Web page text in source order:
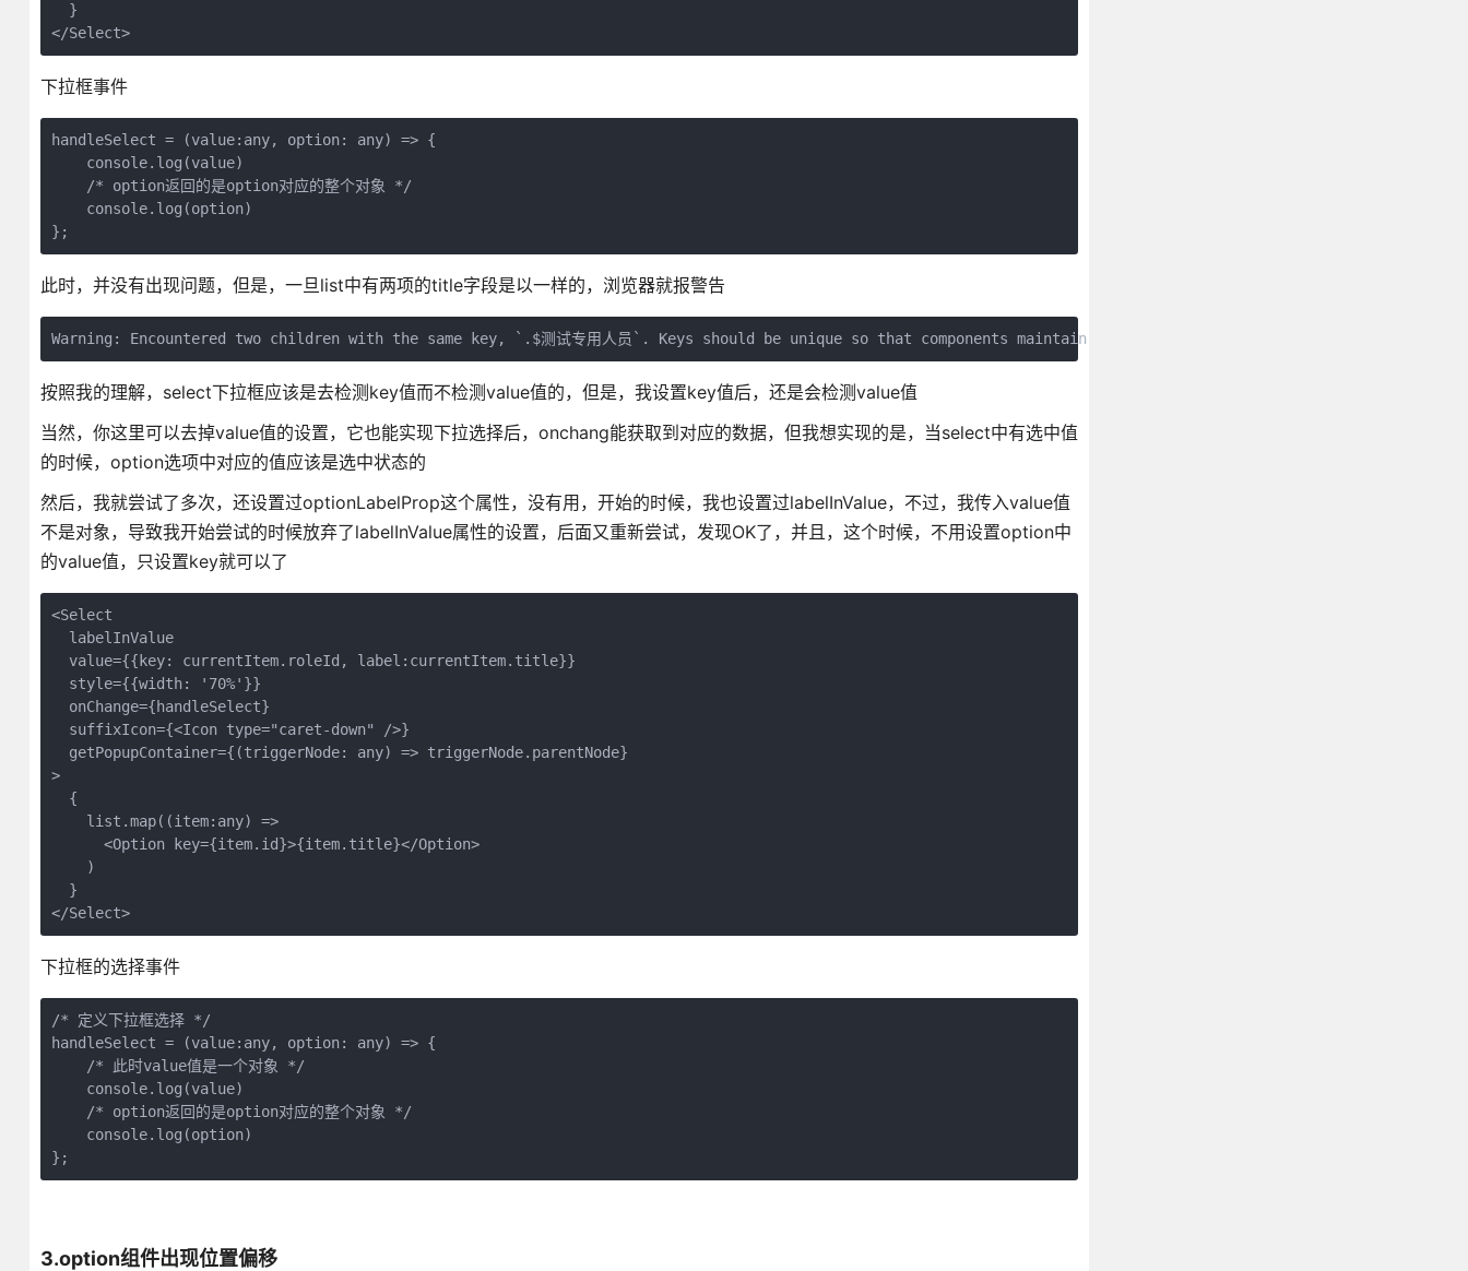
  }
</Select>
下拉框事件
handleSelect = (value:any, option: any) => {
    console.log(value)
    /* option返回的是option对应的整个对象 */
    console.log(option)
};
此时，并没有出现问题，但是，一旦list中有两项的title字段是以一样的，浏览器就报警告
Warning: Encountered two children with the same key, `.$测试专用人员`. Keys should be unique so that components maintain their identity across updates. Non-
按照我的理解，select下拉框应该是去检测key值而不检测value值的，但是，我设置key值后，还是会检测value值
当然，你这里可以去掉value值的设置，它也能实现下拉选择后，onchang能获取到对应的数据，但我想实现的是，当select中有选中值
的时候，option选项中对应的值应该是选中状态的
然后，我就尝试了多次，还设置过optionLabelProp这个属性，没有用，开始的时候，我也设置过labelInValue，不过，我传入value值
不是对象，导致我开始尝试的时候放弃了labelInValue属性的设置，后面又重新尝试，发现OK了，并且，这个时候，不用设置option中
的value值，只设置key就可以了
<Select
  labelInValue
  value={{key: currentItem.roleId, label:currentItem.title}}
  style={{width: '70%'}}
  onChange={handleSelect}
  suffixIcon={<Icon type="caret-down" />}
  getPopupContainer={(triggerNode: any) => triggerNode.parentNode}
>
  {
    list.map((item:any) =>
      <Option key={item.id}>{item.title}</Option>
    )
  }
</Select>
下拉框的选择事件
/* 定义下拉框选择 */
handleSelect = (value:any, option: any) => {
    /* 此时value值是一个对象 */
    console.log(value)
    /* option返回的是option对应的整个对象 */
    console.log(option)
};
3.option组件出现位置偏移